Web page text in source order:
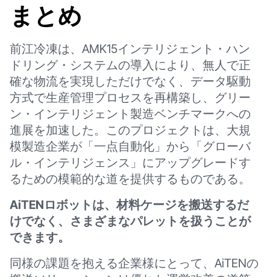
まとめ
前江冷凍は、AMK15インテリジェント・ハン
ドリング・システムの導入により、無人で正
確な物流を実現しただけでなく、データ駆動
方式で生産管理プロセスを再構築し、グリー
ン・インテリジェント製造ベンチマークへの
進展を加速した。このプロジェクトは、大規
模製造企業が「一点自動化」から「グローバ
ル・インテリジェンス」にアップグレードす
るための模範的な道を提供するものである。
AiTENロボットは、材料ケージを搬送するだ
けでなく、さまざまなパレットを扱うことが
できます。
同様の課題を抱える企業様にとって、AiTENの